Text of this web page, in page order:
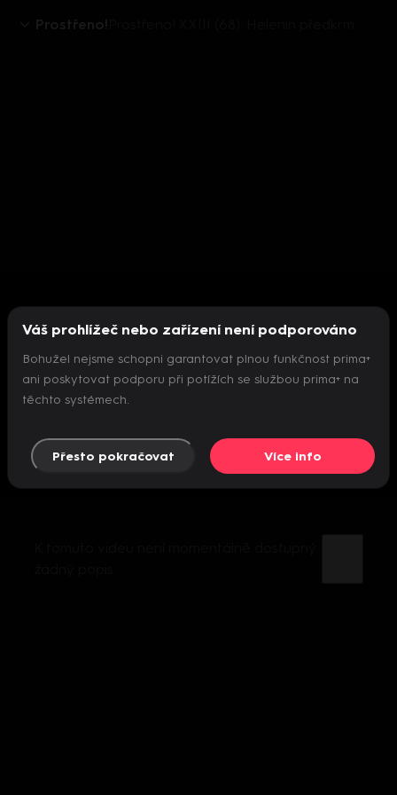
Prostřeno!
Nepodařilo se inicializovat přehrávač
Váš prohlížeč nebo zařízení není podporováno
Bohužel nejsme schopni garantovat plnou funkčnost prima+
ani poskytovat podporu při potížích se službou prima+ na
těchto systémech.
Přesto pokračovat Více info